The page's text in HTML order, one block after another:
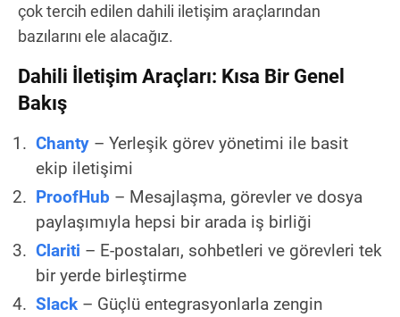
çok tercih edilen dahili iletişim araçlarından
bazılarını ele alacağız.
Dahili İletişim Araçları: Kısa Bir Genel
Bakış
Chanty – Yerleşik görev yönetimi ile basit
ekip iletişimi
ProofHub – Mesajlaşma, görevler ve dosya
paylaşımıyla hepsi bir arada iş birliği
Clariti – E-postaları, sohbetleri ve görevleri tek
bir yerde birleştirme
Slack – Güçlü entegrasyonlarla zengin